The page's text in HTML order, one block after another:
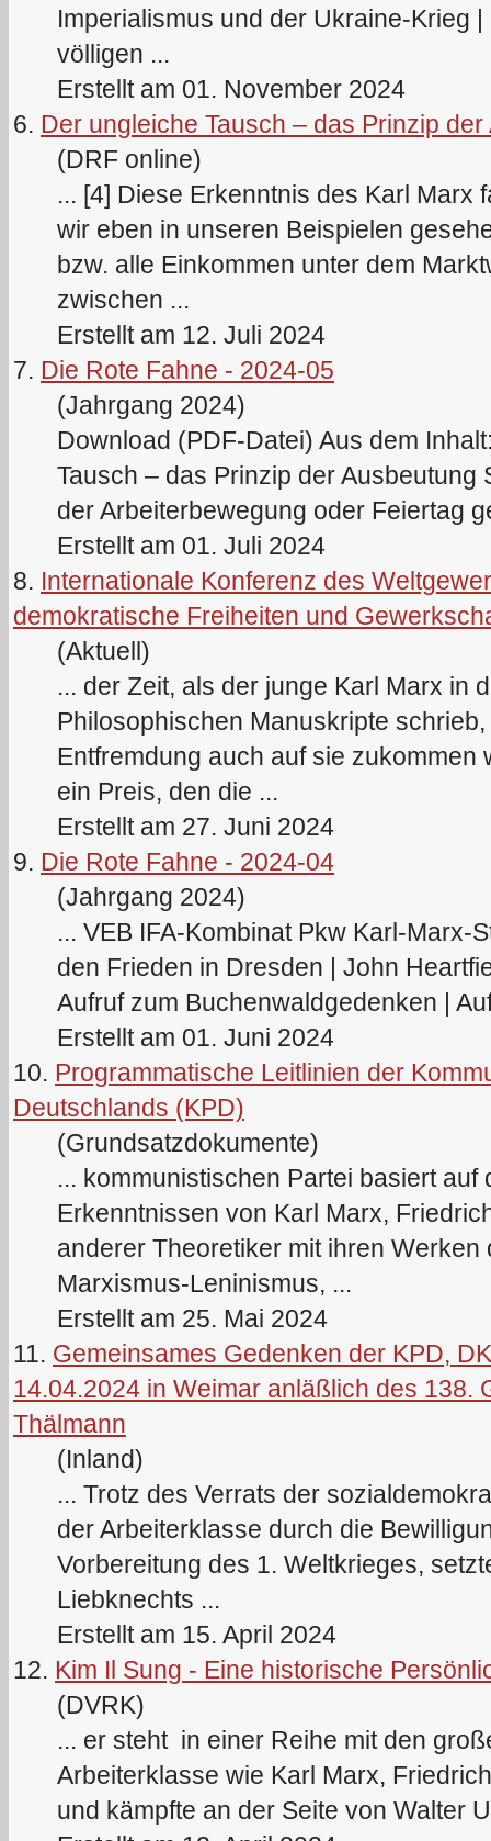
Imperialismus und der Ukraine-Krieg
völligen ...
Erstellt am 01. November 2024
6. Der ungleiche Tausch – das Prinzip
(DRF online)
... [4] Diese Erkenntnis des Karl Marx
wir eben in unseren Beispielen
bzw. alle Einkommen unter dem
zwischen ...
Erstellt am 12. Juli 2024
7. Die Rote Fahne - 2024-05
(Jahrgang 2024)
Download (PDF-Datei) Aus dem
Tausch – das Prinzip der Ausbeutung
der Arbeiterbewegung oder Feiertag
Erstellt am 01. Juli 2024
8. Internationale Konferenz des
demokratische Freiheiten und
(Aktuell)
... der Zeit, als der junge Karl Marx in
Philosophischen Manuskripte
Entfremdung auch auf sie zukommen
ein Preis, den die ...
Erstellt am 27. Juni 2024
9. Die Rote Fahne - 2024-04
(Jahrgang 2024)
... VEB IFA-Kombinat Pkw Karl-Marx-
den Frieden in Dresden | John
Aufruf zum Buchenwaldgedenken |
Erstellt am 01. Juni 2024
10. Programmatische Leitlinien der
Deutschlands (KPD)
(Grundsatzdokumente)
... kommunistischen Partei basiert auf
Erkenntnissen von Karl Marx,
anderer Theoretiker mit ihren
Marxismus-Leninismus, ...
Erstellt am 25. Mai 2024
11. Gemeinsames Gedenken der KPD,
14.04.2024 in Weimar anläßlich des 138.
Thälmann
(Inland)
... Trotz des Verrats der
der Arbeiterklasse durch die
Vorbereitung des 1. Weltkrieges,
Liebknechts ...
Erstellt am 15. April 2024
12. Kim Il Sung - Eine historische
(DVRK)
... er steht in einer Reihe mit den
Arbeiterklasse wie Karl Marx,
und kämpfte an der Seite von Walter